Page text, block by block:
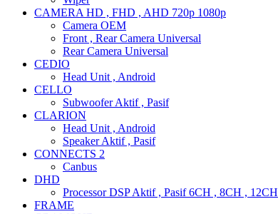
CAMERA HD , FHD , AHD 720p 1080p
Camera OEM
Front , Rear Camera Universal
Rear Camera Universal
CEDIO
Head Unit , Android
CELLO
Subwoofer Aktif , Pasif
CLARION
Head Unit , Android
Speaker Aktif , Pasif
CONNECTS 2
Canbus
DHD
Processor DSP Aktif , Pasif 6CH , 8CH , 12CH
FRAME